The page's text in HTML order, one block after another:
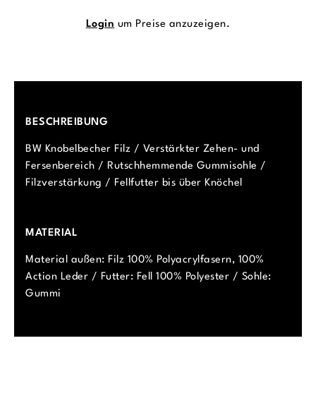
Login um Preise anzuzeigen.
BESCHREIBUNG
BW Knobelbecher Filz / Verstärkter Zehen- und
Fersenbereich / Rutschhemmende Gummisohle /
Filzverstärkung / Fellfutter bis über Knöchel
MATERIAL
Material außen: Filz 100% Polyacrylfasern, 100%
Action Leder / Futter: Fell 100% Polyester / Sohle:
Gummi